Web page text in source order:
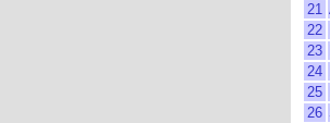
21
22
23
24
25
26